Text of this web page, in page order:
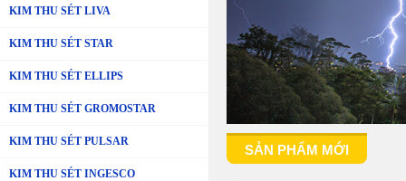
KIM THU SÉT LIVA
KIM THU SÉT STAR
KIM THU SÉT ELLIPS
KIM THU SÉT GROMOSTAR
KIM THU SÉT PULSAR
KIM THU SÉT INGESCO
SẢN PHẨM MỚI